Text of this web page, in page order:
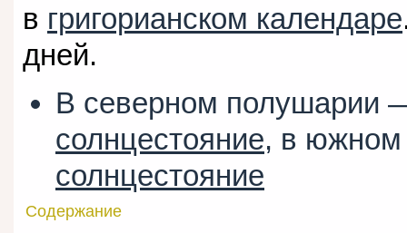
в григорианском календаре
дней.
В северном полушарии
солнцестояние, в
солнцестояние
Содержание